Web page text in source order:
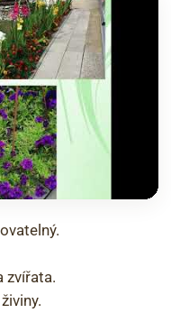
zvířata.